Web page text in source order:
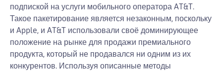
подпиской на услуги мобильного оператора AT&T.
Такое пакетирование является незаконным, поскольку
и Apple, и AT&T использовали своё доминирующее
положение на рынке для продажи премиального
продукта, который не продавался ни одним из их
конкурентов. Используя описанные методы